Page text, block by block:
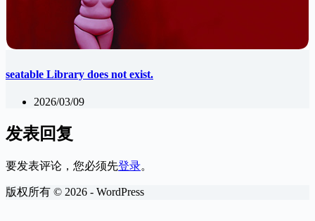
seatable Library does not exist.
2026/03/09
发表回复
要发表评论，您必须先登录。
版权所有 © 2026 - WordPress